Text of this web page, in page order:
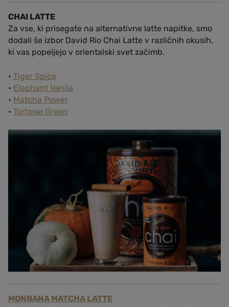
CHAI LATTE
Za vse, ki prisegate na alternativne latte napitke, smo
dodali še izbor David Rio Chai Latte v različnih okusih,
ki vas popeljejo v orientalski svet začimb.
• Tiger Spice
• Elephant Vanila
• Matcha Power
• Tortoise Green
MONBANA MATCHA LATTE